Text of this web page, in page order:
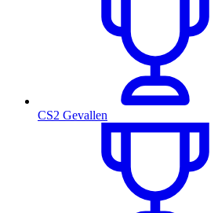
CS2 Gevallen